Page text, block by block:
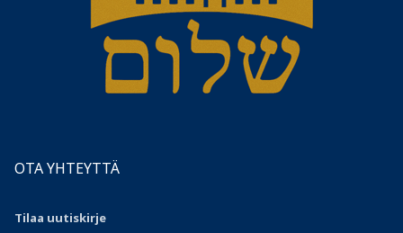
OTA YHTEYTTÄ
Tilaa uutiskirje